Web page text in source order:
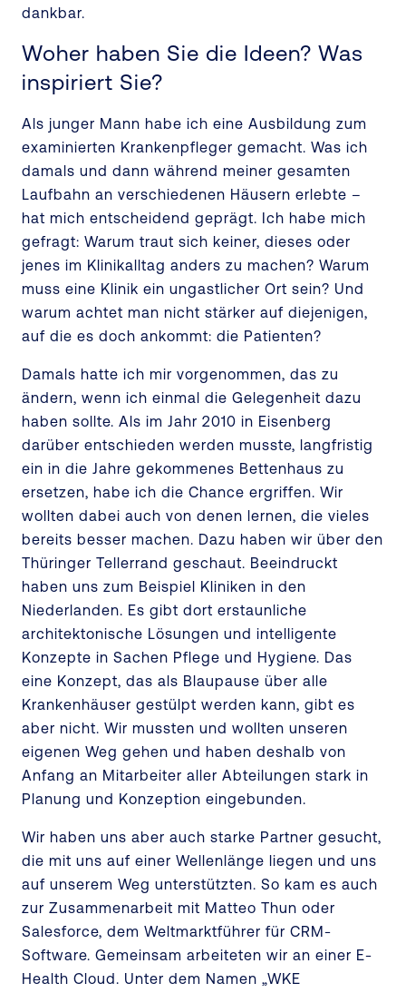
dankbar.
Woher haben Sie die Ideen? Was
inspiriert Sie?
Als junger Mann habe ich eine Ausbildung zum
examinierten Krankenpfleger gemacht. Was ich
damals und dann während meiner gesamten
Laufbahn an verschiedenen Häusern erlebte –
hat mich entscheidend geprägt. Ich habe mich
gefragt: Warum traut sich keiner, dieses oder
jenes im Klinikalltag anders zu machen? Warum
muss eine Klinik ein ungastlicher Ort sein? Und
warum achtet man nicht stärker auf diejenigen,
auf die es doch ankommt: die Patienten?
Damals hatte ich mir vorgenommen, das zu
ändern, wenn ich einmal die Gelegenheit dazu
haben sollte. Als im Jahr 2010 in Eisenberg
darüber entschieden werden musste, langfristig
ein in die Jahre gekommenes Bettenhaus zu
ersetzen, habe ich die Chance ergriffen. Wir
wollten dabei auch von denen lernen, die vieles
bereits besser machen. Dazu haben wir über den
Thüringer Tellerrand geschaut. Beeindruckt
haben uns zum Beispiel Kliniken in den
Niederlanden. Es gibt dort erstaunliche
architektonische Lösungen und intelligente
Konzepte in Sachen Pflege und Hygiene. Das
eine Konzept, das als Blaupause über alle
Krankenhäuser gestülpt werden kann, gibt es
aber nicht. Wir mussten und wollten unseren
eigenen Weg gehen und haben deshalb von
Anfang an Mitarbeiter aller Abteilungen stark in
Planung und Konzeption eingebunden.
Wir haben uns aber auch starke Partner gesucht,
die mit uns auf einer Wellenlänge liegen und uns
auf unserem Weg unterstützten. So kam es auch
zur Zusammenarbeit mit Matteo Thun oder
Salesforce, dem Weltmarktführer für CRM-
Software. Gemeinsam arbeiteten wir an einer E-
Health Cloud. Unter dem Namen „WKE